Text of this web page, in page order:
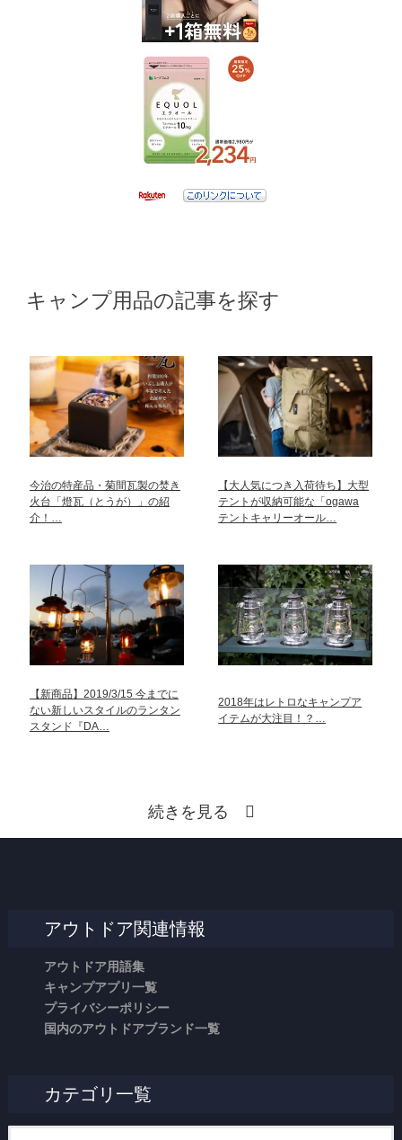
キャンプ用品の記事を探す
今治の特産品・菊間瓦製の焚き
火台「燈瓦（とうが）」の紹
介！…
【大人気につき入荷待ち】大型
テントが収納可能な「ogawa
テントキャリーオール…
【新商品】2019/3/15 今までに
ない新しいスタイルのランタン
スタンド『DA…
2018年はレトロなキャンプア
イテムが大注目！？…
続きを見る
アウトドア関連情報
アウトドア用語集
キャンプアプリ一覧
プライバシーポリシー
国内のアウトドアブランド一覧
カテゴリ一覧